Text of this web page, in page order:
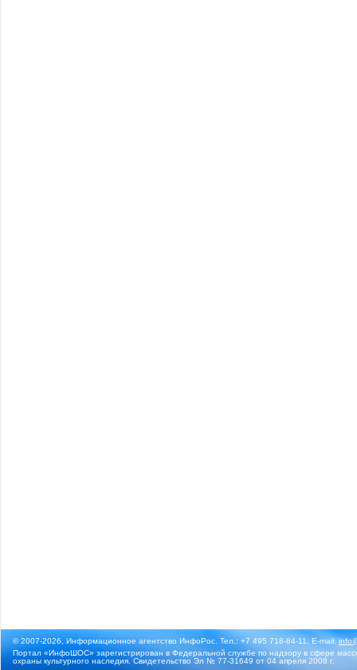
© 2007-2026, Информационное агентство ИнфоРос. Тел.: +7 495 718-84-11, E-mail:
Портал «ИнфоШОС» зарегистрирован в Федеральной службе по надзору в сфере
охраны культурного наследия. Свидетельство Эл № 77-31649 от 04 апреля 2008 г.